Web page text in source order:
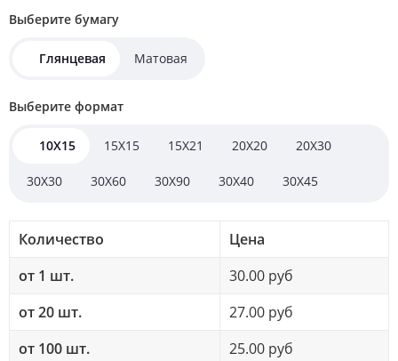
Выберите бумагу
Глянцевая Матовая
Выберите формат
10Х15 15X15 15X21 20X20 20Х30
30X30 30X60 30X90 30Х40 30Х45
Количество
Цена
от 1 шт.
30.00 руб
от 20 шт.
27.00 руб
от 100 шт.
25.00 руб